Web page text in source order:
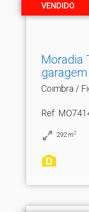
VENDIDO
Moradia
Coimbra /
Ref:
292 m2